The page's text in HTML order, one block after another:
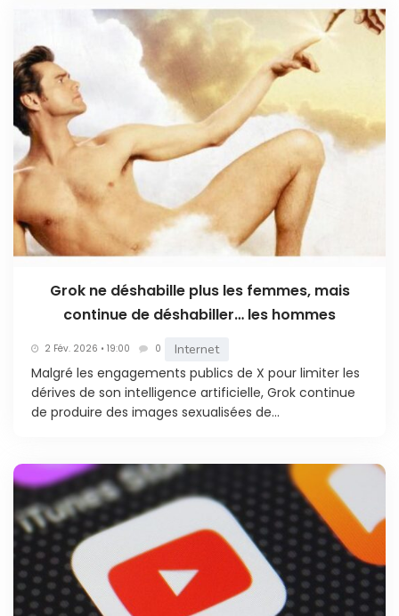
Grok ne déshabille plus les femmes, mais
continue de déshabiller… les hommes
2 Fév. 2026 • 19:00 0 Internet
Malgré les engagements publics de X pour limiter les
dérives de son intelligence artificielle, Grok continue
de produire des images sexualisées de...